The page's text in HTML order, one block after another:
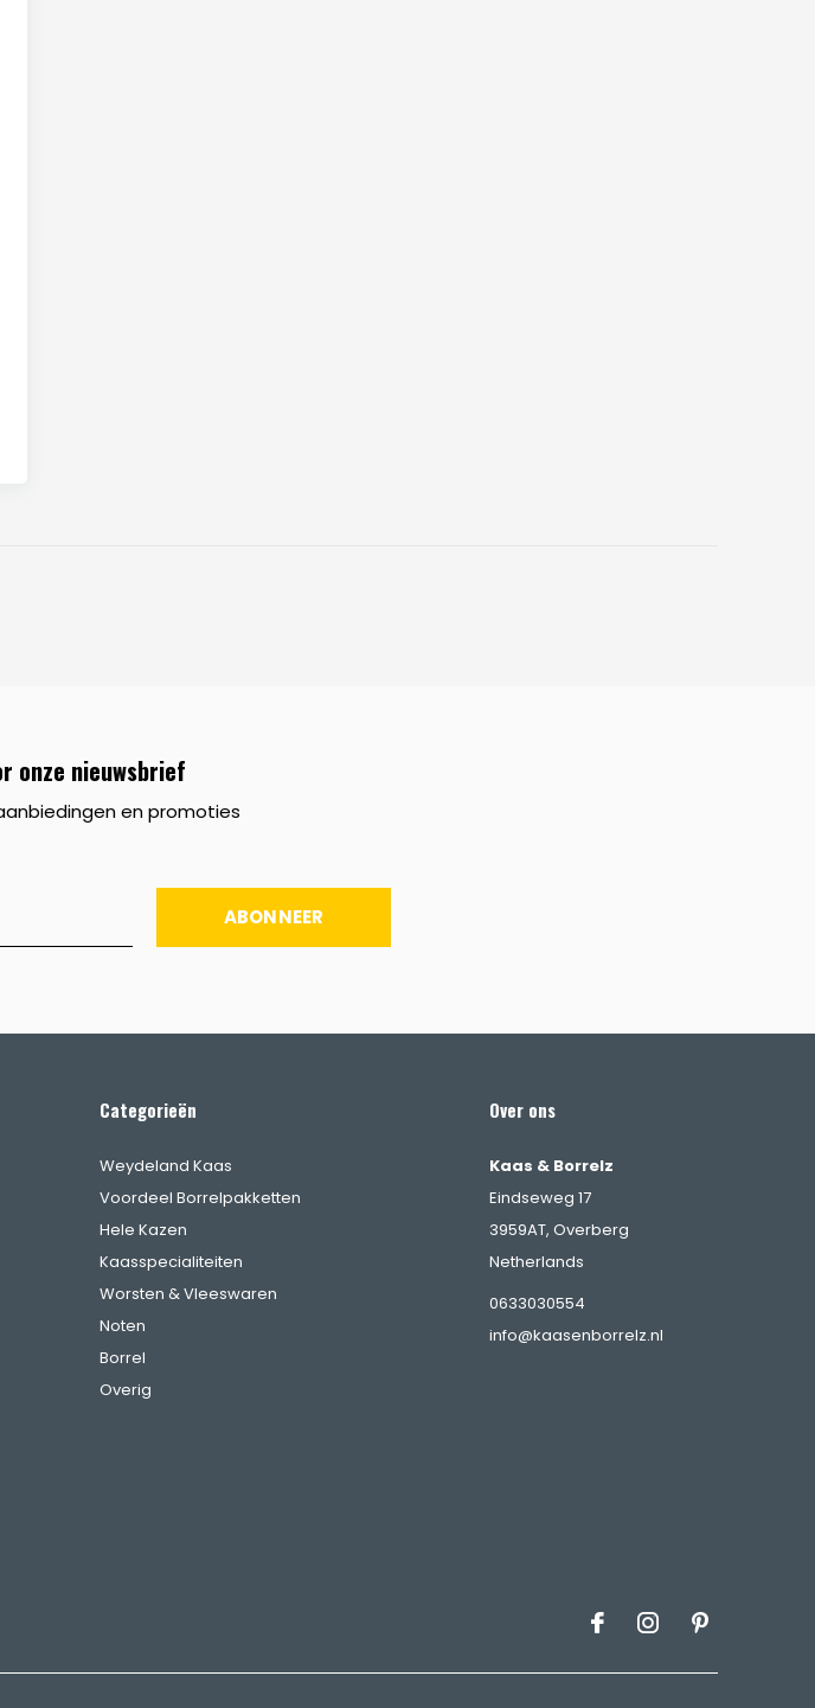
onze nieuwsbrief
en promoties
ABONNEER
Categorieën
Weydeland Kaas
Voordeel Borrelpakketten
Hele Kazen
Kaasspecialiteiten
Worsten & Vleeswaren
Noten
Borrel
Overig
Over ons
Kaas & Borrelz
Eindseweg 17
3959AT, Overberg
Netherlands
0633030554
info@kaasenborrelz.nl